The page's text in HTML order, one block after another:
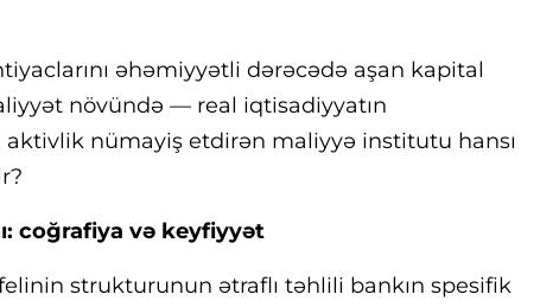
əhəmiyyətli dərəcədə aşan kapital
növündə — real iqtisadiyyatın
nümayiş etdirən maliyyə institutu hansı
coğrafiya və keyfiyyət
strukturunun ətraflı təhlili bankın spesifik